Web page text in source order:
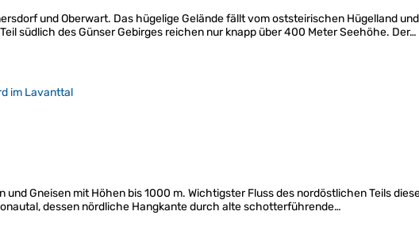
und Oberwart. Das hügelige Gelände fällt vom oststeirischen Hügelland
südlich des Günser Gebirges reichen nur knapp über 400 Meter Seehöhe. Der…
im Lavanttal
Gneisen mit Höhen bis 1000 m. Wichtigster Fluss des nordöstlichen Teils
dessen nördliche Hangkante durch alte schotterführende…